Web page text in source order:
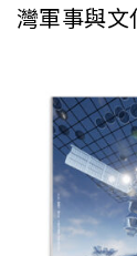
灣軍事與文